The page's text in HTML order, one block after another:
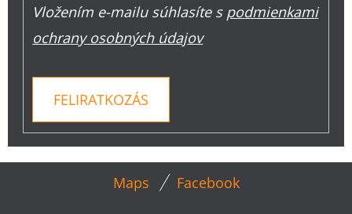
Vložením e-mailu súhlasíte s podmienkami
ochrany osobných údajov
FELIRATKOZÁS
Maps Facebook